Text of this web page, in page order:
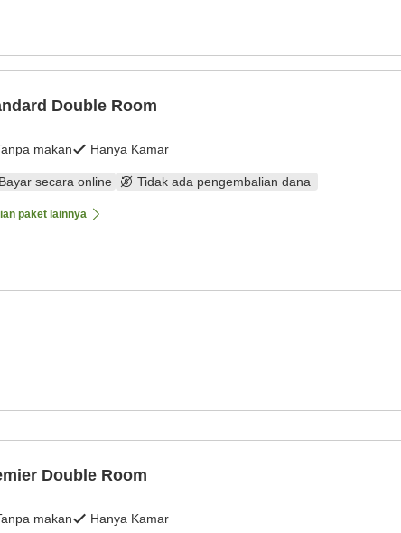
Double Room
makan Hanya Kamar
Bayar secara online Tidak ada pengembalian dana
paket lainnya
Double Room
makan Hanya Kamar